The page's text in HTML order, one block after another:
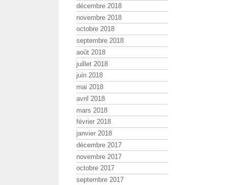
décembre 2018
novembre 2018
octobre 2018
septembre 2018
août 2018
juillet 2018
juin 2018
mai 2018
avril 2018
mars 2018
février 2018
janvier 2018
décembre 2017
novembre 2017
octobre 2017
septembre 2017